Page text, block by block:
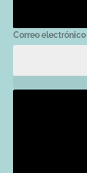
Correo electrónico